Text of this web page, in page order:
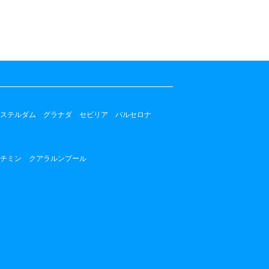
テルダム グラナダ セビリア
バルセロナ
ミン クアラルンプール